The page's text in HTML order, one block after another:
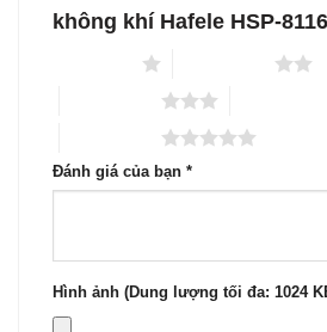
không khí Hafele HSP-
Đánh giá của bạn *
Hình ảnh (Dung lượng tối đa: 1024